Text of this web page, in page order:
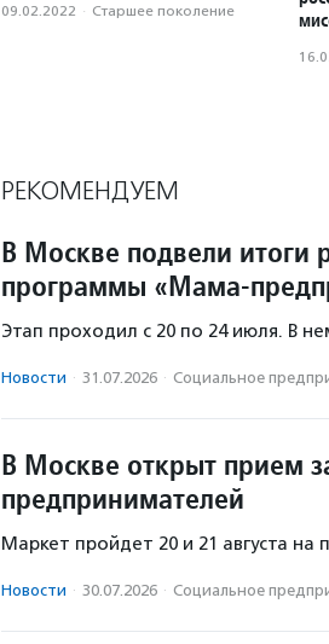
09.02.2022 · Старшее поколение
РЕКОМЕНДУЕМ
В Москве подвели итоги
программы «Мама-
Этап проходил с 20 по 24 июля. В
Новости · 31.07.2026 · Социальное
В Москве открыт прием
предпринимателей
Маркет пройдет 20 и 21 августа на
Новости · 30.07.2026 · Социальное